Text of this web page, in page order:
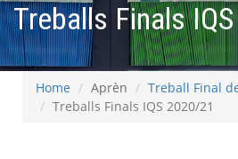
Treballs Finals
Home Aprèn
Treball Final
Treballs Finals IQS 2020/21